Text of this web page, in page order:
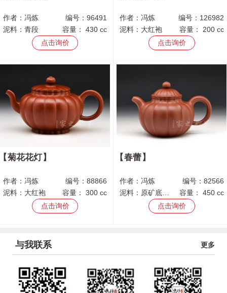
作者： 冯炼 编号：96491
泥料： 青段 容量：430 cc
点击询价
作者： 冯炼 编号： 126982
泥料： 大红袍 容量： 200 cc
点击询价
菊花花灯
作者： 冯炼 编号：88866
泥料： 大红袍 容量：300 cc
点击询价
春蕾
作者： 冯炼 编号：82566
泥料： 原矿底槽青 容量：450 cc
点击询价
与我联系 更多